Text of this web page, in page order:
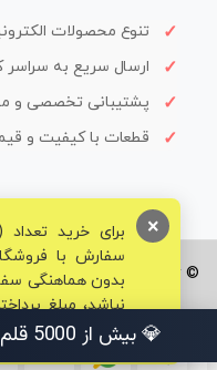
تنوع محصولات
ارسال سریع به سراسر
پشتیبانی تخصصی و
قطعات با کیفیت و
© تمامی حقوق برای
برای خرید
سفارش با
بدون هماهنگی
نباشد، مبلغ
مالیاتی به حساب
×
💎 بیش از 5000 قلم قطعات الکترونیک و رباتیک